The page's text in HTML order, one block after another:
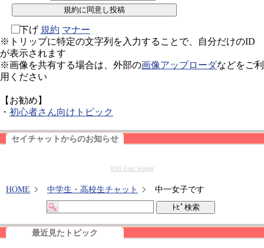
下げ 規約 マナー
※トリップに特定の文字列を入力することで、自分だけのID
が表示されます
※画像を共有する場合は、外部の画像アップローダなどをご利
用ください
【お勧め】
・ 初心者さん向けトピック
セイチャットからのお知らせ
RSS Feed Widget
HOME 中学生・高校生チャット 中一女子です
最近見たトピック